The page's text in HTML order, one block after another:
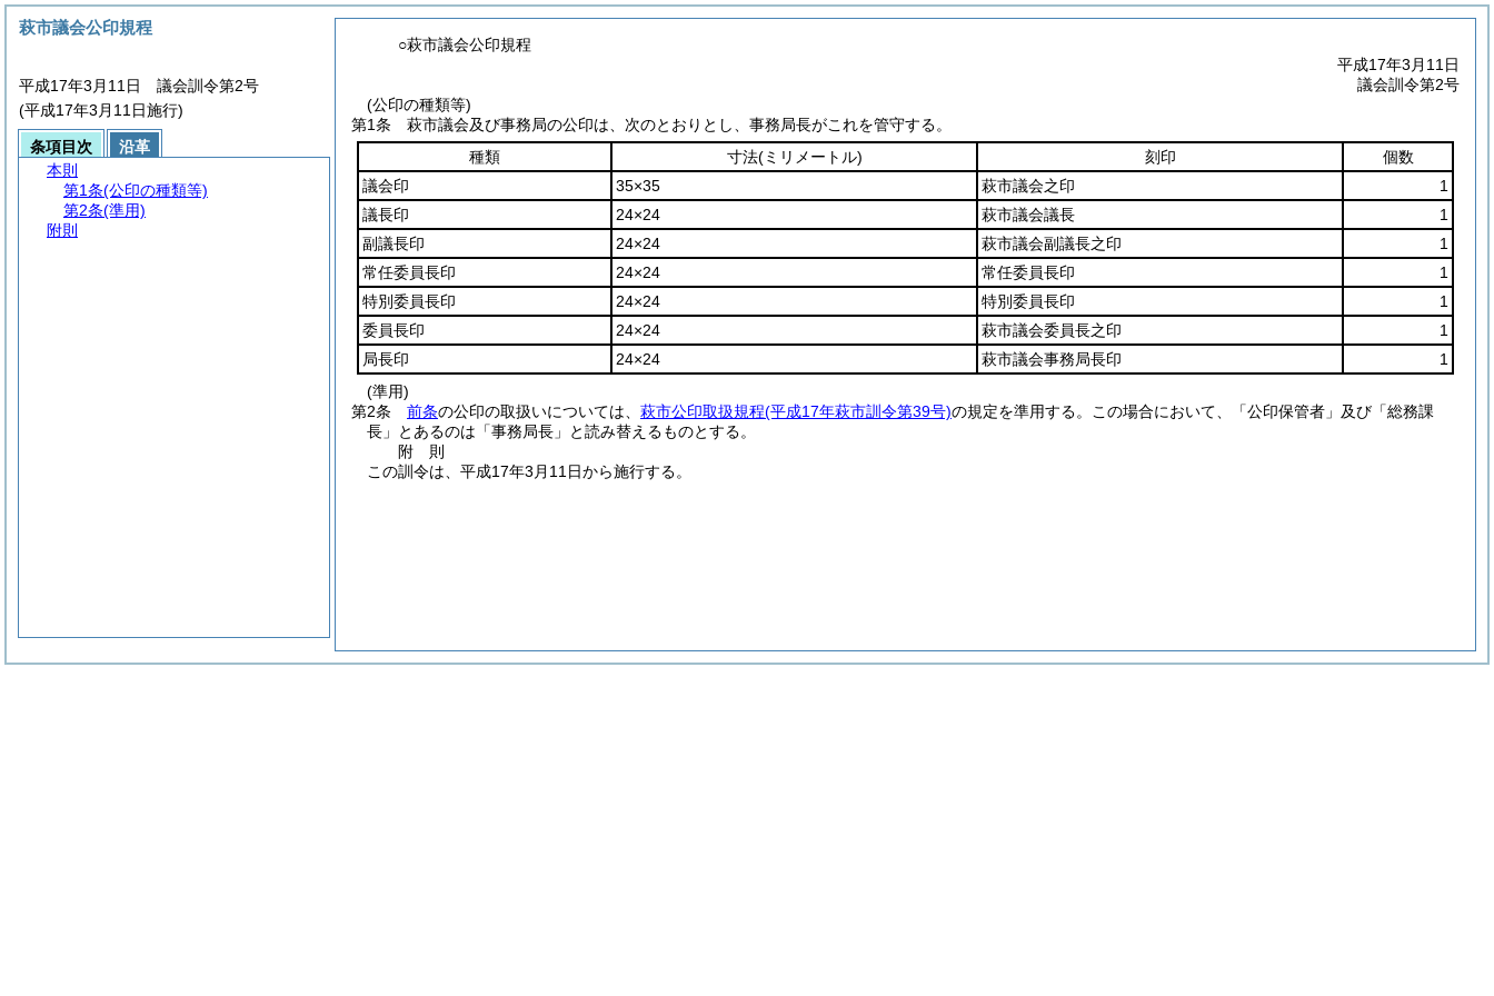
○萩市議会公印規程
平成17年3月11日
議会訓令第2号
(公印の種類等)
第1条
萩市議会及び事務局の公印は、次のとおりとし、事務局長がこれを管守する。
種類
寸法(ミリメートル) 刻印
個数
議会印
35×35 萩市議会之印
1
議長印
24×24 萩市議会議長
1
副議長印
24×24 萩市議会副議長之印
1
常任委員長印
24×24 常任委員長印
1
特別委員長印
24×24 特別委員長印
1
委員長印
24×24 萩市議会委員長之印
1
局長印
24×24 萩市議会事務局長印
1
(準用)
第2条
前条の公印の取扱いについては、 萩市公印取扱規程(平成17年萩市訓令第39号)の規定を準用する。
この場合において、「公印保管者」及び「総務課
長」とあるのは「事務局長」と読み替えるものとする。
附 則
この訓令は、平成17年3月11日から施行する。
萩市議会公印規程
平成17年3月11日 議会訓令第2号
(平成17年3月11日施行)
条項目次
沿革
本則
第1条(公印の種類等)
第2条(準用)
附則